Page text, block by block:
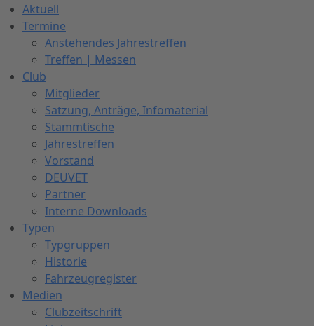
Aktuell
Termine
Anstehendes Jahrestreffen
Treffen | Messen
Club
Mitglieder
Satzung, Anträge, Infomaterial
Stammtische
Jahrestreffen
Vorstand
DEUVET
Partner
Interne Downloads
Typen
Typgruppen
Historie
Fahrzeugregister
Medien
Clubzeitschrift